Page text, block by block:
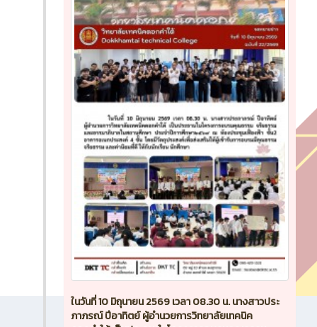
ในวันที่ 10 มิถุนายน 2569 เวลา 08.30 น. นางสาวประ
ภาภรณ์ ปีอาทิตย์ ผู้อำนวยการวิทยาลัยเทคนิค